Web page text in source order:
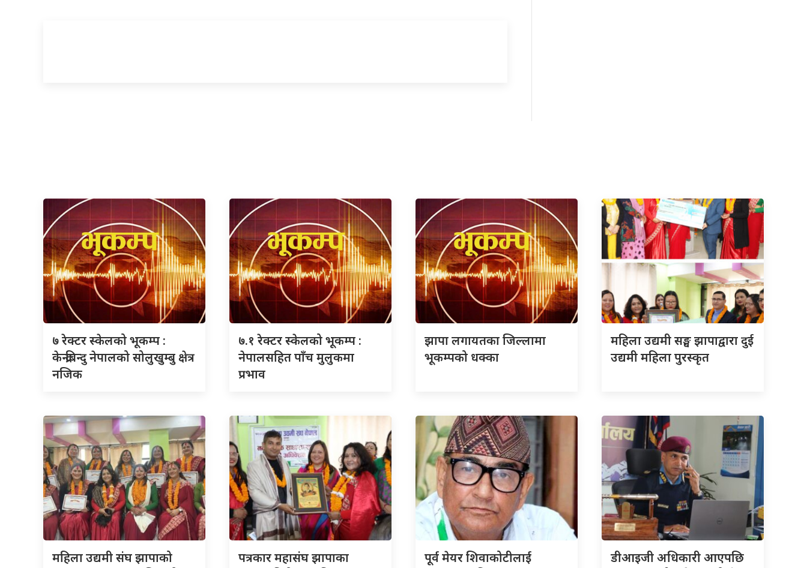
७ रेक्टर स्केलको भूकम्प :
केन्द्रबिन्दु नेपालको सोलुखुम्बु क्षेत्र
नजिक
७.१ रेक्टर स्केलको भूकम्प :
नेपालसहित पाँच मुलुकमा
प्रभाव
झापा लगायतका जिल्लामा
भूकम्पको धक्का
महिला उद्यमी सङ्घ झापाद्वारा दुई
उद्यमी महिला पुरस्कृत
महिला उद्यमी संघ झापाको
पत्रकार महासंघ झापाका
पूर्व मेयर शिवाकोटीलाई
डीआइजी अधिकारी आएपछि